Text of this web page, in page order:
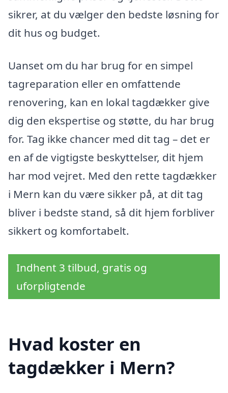
sikrer, at du vælger den bedste løsning for
dit hus og budget.
Uanset om du har brug for en simpel
tagreparation eller en omfattende
renovering, kan en lokal tagdækker give
dig den ekspertise og støtte, du har brug
for. Tag ikke chancer med dit tag – det er
en af de vigtigste beskyttelser, dit hjem
har mod vejret. Med den rette tagdækker
i Mern kan du være sikker på, at dit tag
bliver i bedste stand, så dit hjem forbliver
sikkert og komfortabelt.
Indhent 3 tilbud, gratis og
uforpligtende
Hvad koster en
tagdækker i Mern?